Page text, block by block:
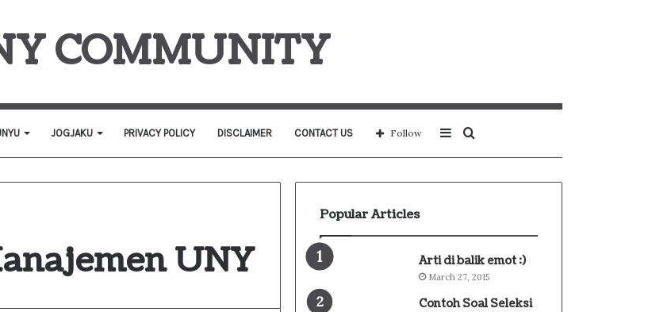
COMMUNITY
JOGJAKU PRIVACY POLICY DISCLAIMER CONTACT US
for
Sidebar
Follow
UNY
Popular Articles
Arti di balik emot :)
March 27, 2015
Contoh Soal Seleksi